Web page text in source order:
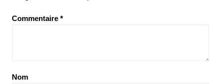
Commentaire *
Nom